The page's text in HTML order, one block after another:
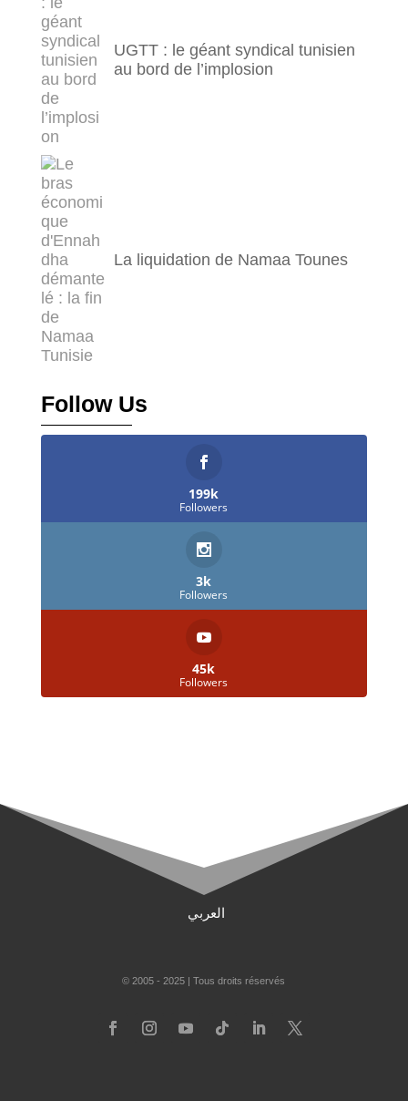
UGTT : le géant syndical tunisien
au bord de l’implosion
La liquidation de Namaa Tounes
Follow Us
199k
Followers
3k
Followers
45k
Followers
العربي
© 2005 - 2025 | Tous droits réservés